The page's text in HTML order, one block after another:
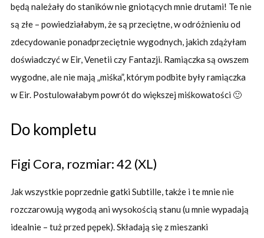
będą należały do staników nie gniotących mnie drutami! Te nie
są złe – powiedziałabym, że są przeciętne, w odróżnieniu od
zdecydowanie ponadprzeciętnie wygodnych, jakich zdążyłam
doświadczyć w Eir, Venetii czy Fantazji. Ramiączka są owszem
wygodne, ale nie mają „miśka”, którym podbite były ramiączka
w Eir. Postulowałabym powrót do większej miśkowatości 🙂
Do kompletu
Figi Cora, rozmiar: 42 (XL)
Jak wszystkie poprzednie gatki Subtille, także i te mnie nie
rozczarowują wygodą ani wysokością stanu (u mnie wypadają
idealnie – tuż przed pępek). Składają się z mieszanki